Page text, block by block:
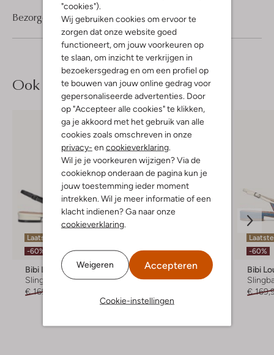
"cookies").
Wij gebruiken cookies om ervoor te
zorgen dat onze website goed
functioneert, om jouw voorkeuren op
te slaan, om inzicht te verkrijgen in
bezoekersgedrag en om een profiel op
te bouwen van jouw online gedrag voor
gepersonaliseerde advertenties. Door
op "Accepteer alle cookies" te klikken,
ga je akkoord met het gebruik van alle
cookies zoals omschreven in onze
privacy- en cookieverklaring
Wil je je voorkeuren wijzigen? Via de
cookieknop onderaan de pagina kun je
jouw toestemming ieder moment
intrekken. Wil je meer informatie of een
klacht indienen? Ga naar onze
cookieverklaring
Weigeren Accepteren
Cookie-instellingen
Bezorgen & retourneren
Ook iets voor jou?
Laatste maten
-60%
Bibi Lou
Slingbacks
€ 169,99
-50%
Lina Locchi
Slingbacks
-60%
Bibi
€